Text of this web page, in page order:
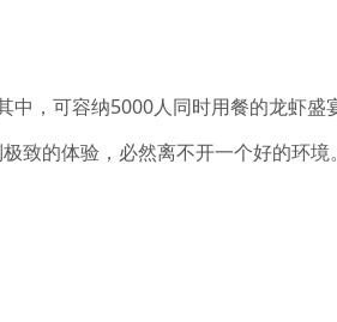
，可容纳5000人同时用餐的龙虾
致的体验，必然离不开一个好的环